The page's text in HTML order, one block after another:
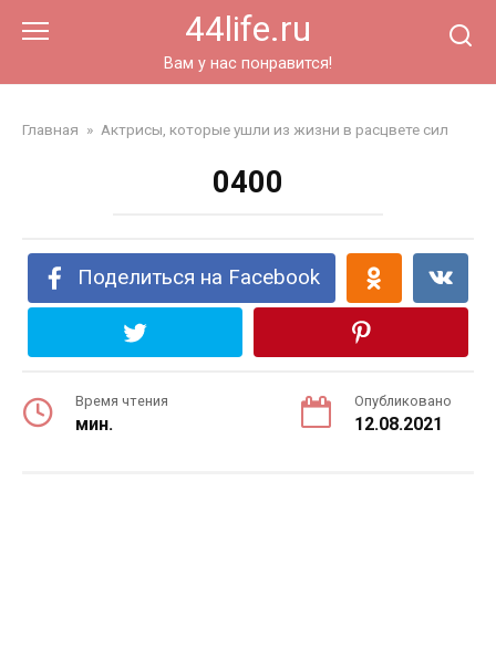
44life.ru
Вам у нас понравится!
Главная » Актрисы, которые ушли из жизни в расцвете сил
0400
Поделиться на Facebook
Время чтения
мин.
Опубликовано
12.08.2021